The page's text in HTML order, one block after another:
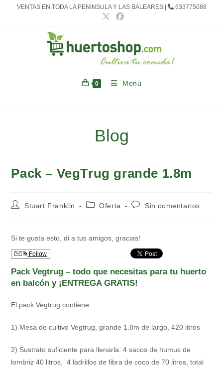
VENTAS EN TODA LA PENINSULA Y LAS BALEARES | 633775088
0 Menú
Blog
Pack – VegTrug grande 1.8m
AutorStuart Franklin
Categoría
Oferta
Comentarios
Sin comentarios
Si te gusta esto, di a tus amigos, gracias!
Follow
Pack Vegtrug – todo que necesitas para tu huerto
en balcón y ¡ENTREGA GRATIS!
El pack Vegtrug contiene:
1) Mesa de cultivo Vegtrug, grande 1.8m de largo, 420 litros
2) Sustrato suficiente para llenarla: 4 sacos de humus de
lombriz 40 litros, 4 ladrillos de fibra de coco de 70 litros, total